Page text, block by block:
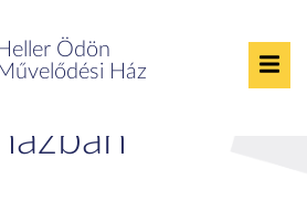
Heller Ödön
Művelődési Ház
a művelődési